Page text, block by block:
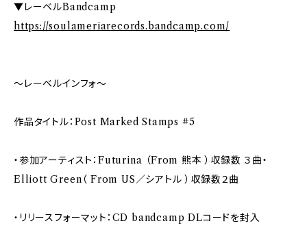
▼レーベルBandcamp
https://soulameriarecords.bandcamp.com/
～レーベルインフォ～
作品タイトル：Post Marked Stamps #5
・参加アーティスト：Futurina （From 熊本 ）収録数 ３曲・
Elliott Green（ From US／シアトル ）収録数２曲
・リリースフォーマット：CD bandcamp DLコードを封入